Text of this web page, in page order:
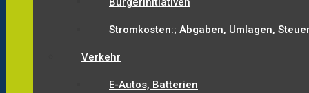
Stromkosten:; Abgaben, Umlagen,
Verkehr
E-Autos, Batterien